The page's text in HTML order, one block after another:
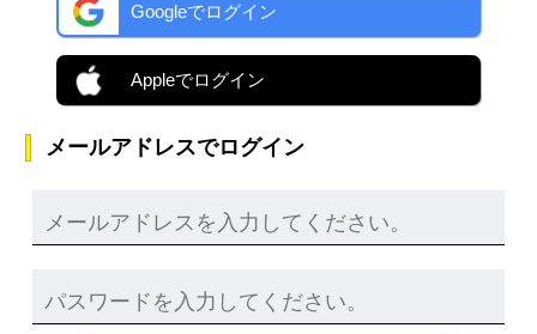
Googleでログイン
Appleでログイン
メールアドレスでログイン